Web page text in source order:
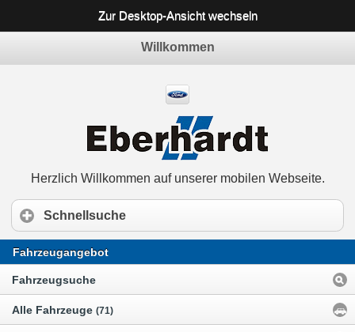
Zur Desktop-Ansicht wechseln
Willkommen
Herzlich Willkommen auf unserer mobilen Webseite.
Schnellsuche
Fahrzeugangebot
Fahrzeugsuche
Alle Fahrzeuge (71)